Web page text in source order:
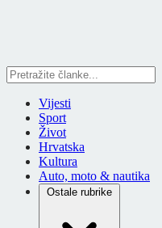
Vijesti
Sport
Život
Hrvatska
Kultura
Auto, moto & nautika
Ostale rubrike